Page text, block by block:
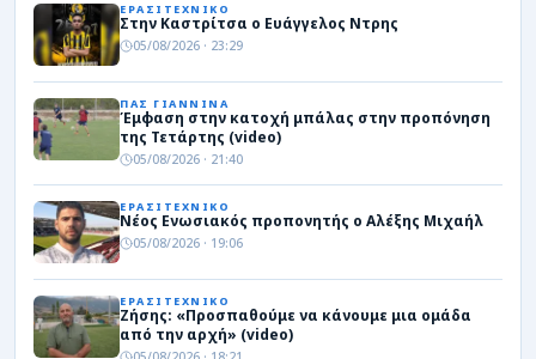
ΕΡΑΣΙΤΕΧΝΙΚΟ
Στην Καστρίτσα ο Ευάγγελος Ντρης
05/08/2026 · 23:29
ΠΑΣ ΓΙΑΝΝΙΝΑ
Έμφαση στην κατοχή μπάλας στην προπόνηση
της Τετάρτης (video)
05/08/2026 · 21:40
ΕΡΑΣΙΤΕΧΝΙΚΟ
Νέος Ενωσιακός προπονητής ο Αλέξης Μιχαήλ
05/08/2026 · 19:06
ΕΡΑΣΙΤΕΧΝΙΚΟ
Ζήσης: «Προσπαθούμε να κάνουμε μια ομάδα
από την αρχή» (video)